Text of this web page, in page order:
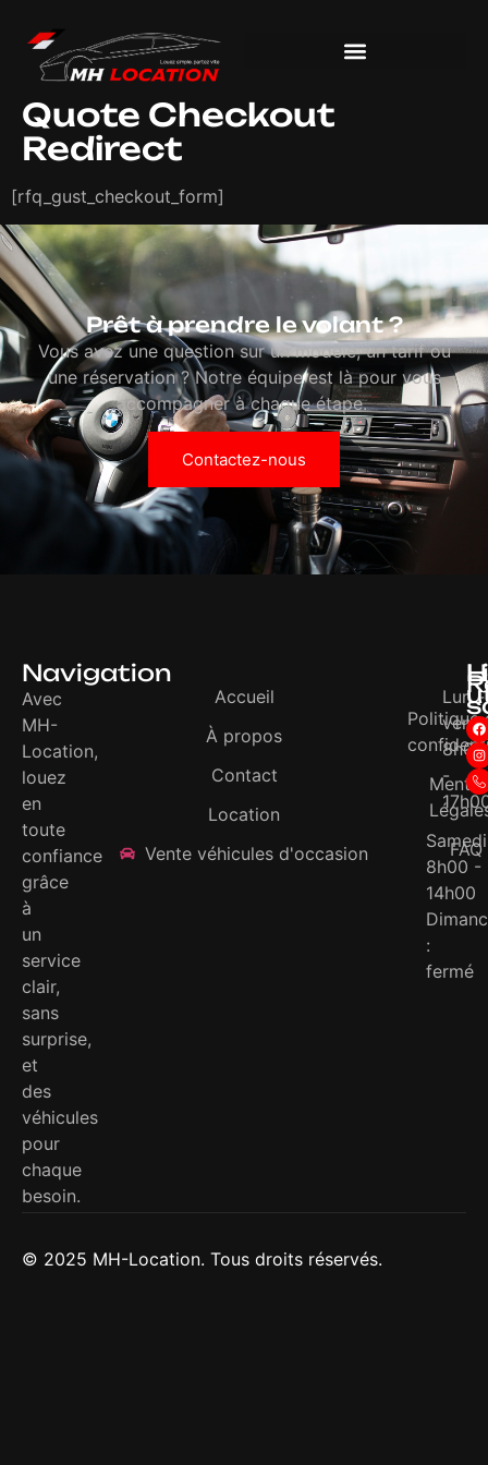
Quote Checkout
Redirect
[rfq_gust_checkout_form]
Prêt à prendre le volant ?
Vous avez une question sur un modèle, un tarif ou
une réservation ? Notre équipe est là pour vous
accompagner à chaque étape.
Contactez-nous
Avec
MH-
Location,
louez
en
toute
confiance
grâce
à
un
service
clair,
sans
surprise,
et
des
véhicules
pour
chaque
besoin.
Navigation
Accueil
À propos
Contact
Location
Vente véhicules d'occasion
Lun -
ven :
8h00
-
8h00 -
14h00
:
fermé
Politique
FAQ
© 2025 MH-Location. Tous droits réservés.